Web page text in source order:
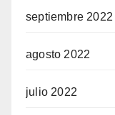
septiembre 2022
agosto 2022
julio 2022